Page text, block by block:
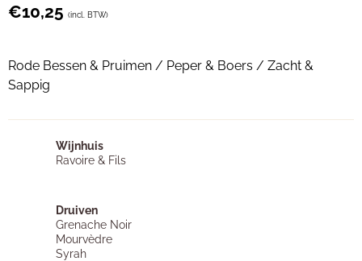
€10,25 (incl. BTW)
Rode Bessen & Pruimen / Peper & Boers / Zacht &
Sappig
Wijnhuis
Ravoire & Fils
Druiven
Grenache Noir
Mourvèdre
Syrah